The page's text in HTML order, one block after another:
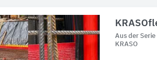
Aus der
KRASO